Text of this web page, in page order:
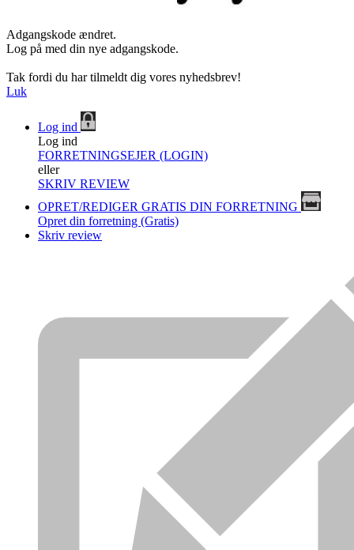
Adgangskode ændret.
Log på med din nye adgangskode.
Tak fordi du har tilmeldt dig vores nyhedsbrev!
Luk
Log ind
Log ind
FORRETNINGSEJER (LOGIN)
eller
SKRIV REVIEW
OPRET/REDIGER GRATIS DIN FORRETNING
Opret din forretning (Gratis)
Skriv review